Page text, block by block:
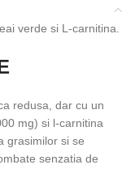
verde si L-carnitina.
redusa, dar cu un
mg) si l-carnitina
grasimilor si se
senzatia de